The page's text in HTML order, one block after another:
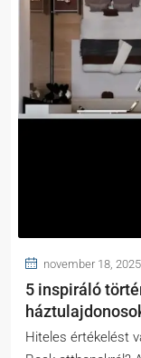
november 18, 2025
5 inspiráló
Hiteles értékelést